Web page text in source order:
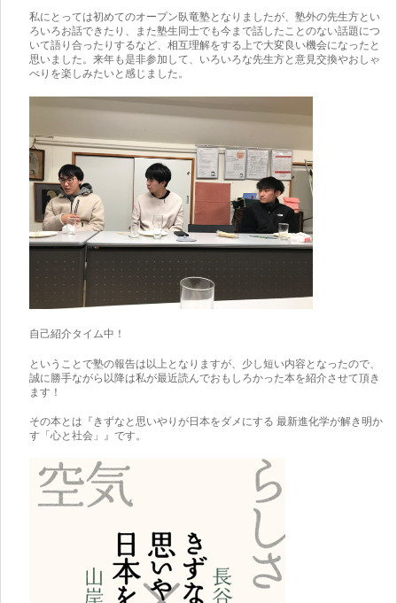
私にとっては初めてのオープン臥竜塾となりましたが、塾外の先生方とい
ろいろお話できたり、また塾生同士でも今まで話したことのない話題につ
いて語り合ったりするなど、相互理解をする上で大変良い機会になったと
思いました。来年も是非参加して、いろいろな先生方と意見交換やおしゃ
べりを楽しみたいと感じました。
自己紹介タイム中！
ということで塾の報告は以上となりますが、少し短い内容となったので、
誠に勝手ながら以降は私が最近読んでおもしろかった本を紹介させて頂き
ます！
その本とは『きずなと思いやりが日本をダメにする 最新進化学が解き明か
す「心と社会」』です。